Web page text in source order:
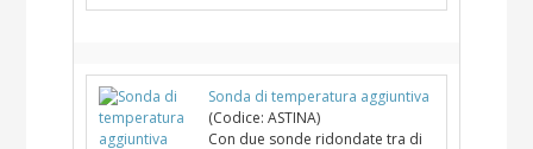
Sonda di temperatura aggiuntiva
(Codice: ASTINA)
Con due sonde ridondate tra di